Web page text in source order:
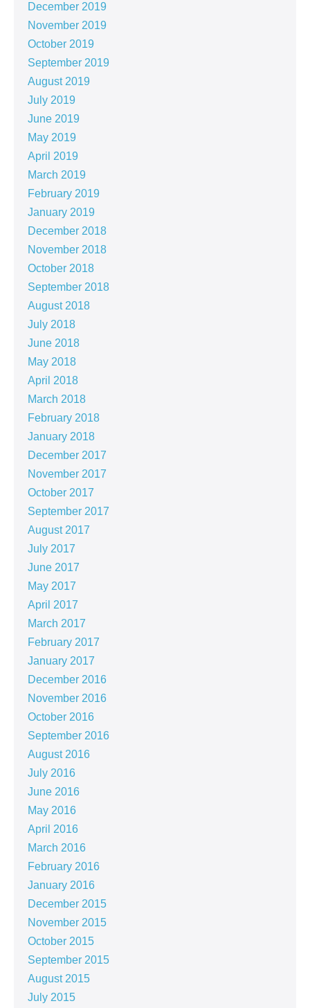
December 2019
November 2019
October 2019
September 2019
August 2019
July 2019
June 2019
May 2019
April 2019
March 2019
February 2019
January 2019
December 2018
November 2018
October 2018
September 2018
August 2018
July 2018
June 2018
May 2018
April 2018
March 2018
February 2018
January 2018
December 2017
November 2017
October 2017
September 2017
August 2017
July 2017
June 2017
May 2017
April 2017
March 2017
February 2017
January 2017
December 2016
November 2016
October 2016
September 2016
August 2016
July 2016
June 2016
May 2016
April 2016
March 2016
February 2016
January 2016
December 2015
November 2015
October 2015
September 2015
August 2015
July 2015